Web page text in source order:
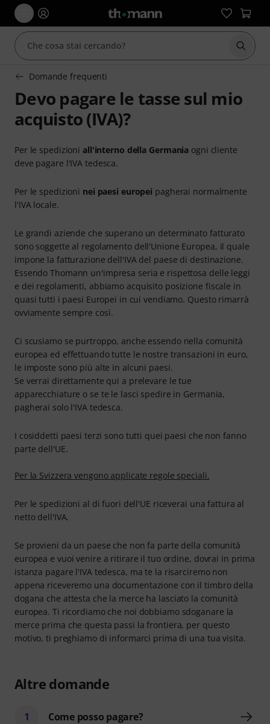
Domande frequenti
Devo pagare le tasse sul mio
acquisto (IVA)?
Per le spedizioniall'interno della Germania ogni cliente
deve pagare l'IVA tedesca.
Per le spedizioni nei paesi europei pagherai normalmente
l'IVA locale.
Le grandi aziende che superano un determinato fatturato
sono soggette al regolamento dell'Unione Europea, il quale
impone la fatturazione dell'IVA del paese di destinazione.
Essendo Thomann un'impresa seria e rispettosa delle leggi
e dei regolamenti, abbiamo acquisito posizione fiscale in
quasi tutti i paesi Europei in cui vendiamo. Questo rimarrà
ovviamente sempre così.
Ci scusiamo se purtroppo, anche essendo nella comunità
europea ed effettuando tutte le nostre transazioni in euro,
le imposte sono più alte in alcuni paesi.
Se verrai direttamente qui a prelevare le tue
apparecchiature o se te le lasci spedire in Germania,
pagherai solo l'IVA tedesca.
I cosiddetti paesi terzi sono tutti quei paesi che non fanno
parte dell'UE.
Per la Svizzera vengono applicate regole speciali.
Per le spedizioni al di fuori dell'UE riceverai una fattura al
netto dell'IVA.
Se provieni da un paese che non fa parte della comunità
europea e vuoi venire a ritirare il tuo ordine, dovrai in prima
istanza pagare l'IVA tedesca, ma te la risarciremo non
appena riceveremo una documentazione con il timbro della
dogana che attesta che la merce ha lasciato la comunità
europea. Ti ricordiamo che noi dobbiamo sdoganare la
merce prima che questa passi la frontiera, per questo
motivo, ti preghiamo di informarci prima di una tua visita.
Altre domande
1 Come posso pagare?